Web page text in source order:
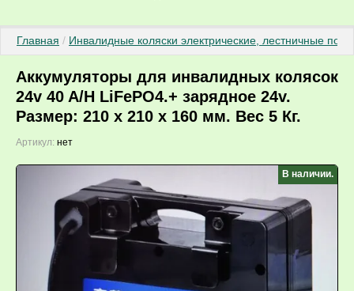
Главная / Инвалидные коляски электрические, лестничные
Аккумуляторы для инвалидных колясок
24v 40 A/H LiFePO4.+ зарядное 24v.
Размер: 210 x 210 x 160 мм. Вес 5 Кг.
Артикул: нет
В наличии.